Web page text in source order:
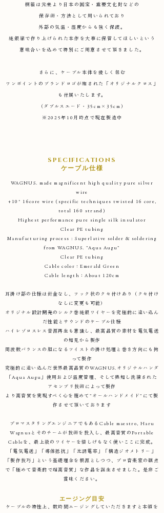
桐箱は元来より日本の国宝・重要文化財などの
保存術・方法として用いられており
外部の気温・湿度からも強く保護。
純銀線で作り上げられた本作を大事に保管してほしいという
意味合いを込めて特別にご用意させて頂きました。
さらに、ケーブル本体を優しく包む
ワンポイントのブランドロゴが施された「オリジナルクロス」
も付属いたします。
（ダブルスエード・35cm×35cm）
​※2025年10月時点で現在製造中
SPECIFICATIONS​
ケーブル仕様​
WAGNUS. made magnificent high quality pure silver
wire
+10* 16core wire (specific techniques twisted 16 core,
total 160 strand)
Highest performance pure single silk insulator
Clear PE tubing
Manufacturing process : Superlative solder & soldering
from WAGNUS. "Aqua Augu"
Clear PE tubing
Cable color：Emerald Green
Cable length：About 120cm
耳掛け部の仕様は針金なし、フック状のクセ付けあり（クセ付け
なしに変更も可能）
オリジナル設計開発のシルク巻純銀ワイヤーを究極的に追い込ん
だ性能とサウンドのケーブル仕様
ハイレゾロスレス音源再生も意識し、最高品質の素材を電気電送
の知見から製作
周波数バランスの胆になるツイストの掛け処理と巻き方向にも拘
って製作
究極的に追い込んだ世界最高品質のWAGNUS.オリジナルハンダ
「Aqua Augu」使用および温度管理、そして熟知し洗練された
アセンブリ技術によって製作
より高音質を実現すべく心を籠めて"オールハンドメイド"にて製
作させて頂いております
プロマスタリングエンジニアでもあるCable maestro, Haru
Wagnusとそのチームが技術を投入し、最高音質のPortable
Cableを、最上級のワイヤーを惜しげもなく使いここに完成。
「電気電送」「導体抵抗」「比誘電率」「構造ジオメトリー」
「製作技巧」という基礎理念を根源としつつ、プロ音楽家の観点
で「極めて音楽的で超高音質」な作品を誕生させました。是非ご
賞味ください。
エージング目安
ケーブルの特性上、数時間エージングしていただきますと本領を